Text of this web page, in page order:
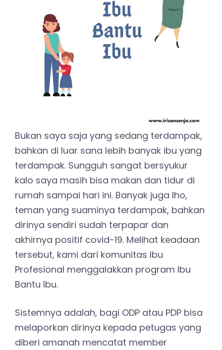
Bukan saya saja yang sedang terdampak,
bahkan di luar sana lebih banyak ibu yang
terdampak. Sungguh sangat bersyukur
kalo saya masih bisa makan dan tidur di
rumah sampai hari ini. Banyak juga lho,
teman yang suaminya terdampak, bahkan
dirinya sendiri sudah terpapar dan
akhirnya positif covid-19. Melihat keadaan
tersebut, kami dari komunitas Ibu
Profesional menggalakkan program Ibu
Bantu Ibu.
Sistemnya adalah, bagi ODP atau PDP bisa
melaporkan dirinya kepada petugas yang
diberi amanah mencatat member